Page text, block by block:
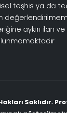
teşhis ya da
aykırı ilan
Saklıdır.